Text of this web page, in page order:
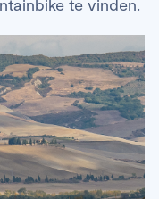
te vinden.